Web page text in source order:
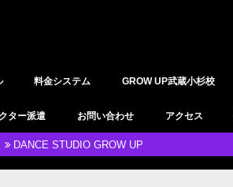
料金システム
レンタルスタジオ
GROW UP武蔵小杉校
ター派遣 お問い合わせ アクセス
DANCE STUDIO GROW UP